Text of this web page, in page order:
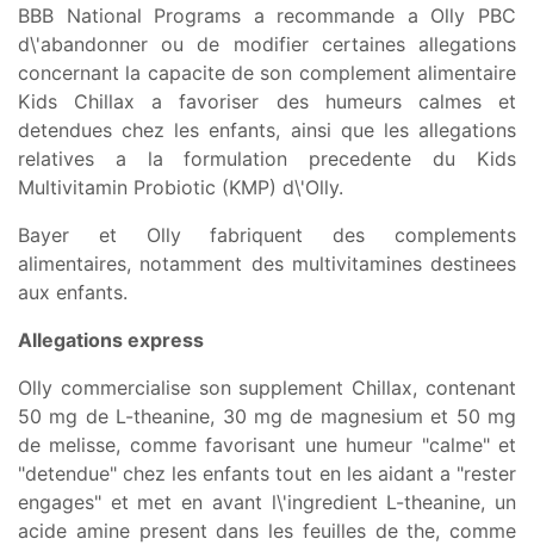
BBB National Programs a recommande a Olly PBC
d\'abandonner ou de modifier certaines allegations
concernant la capacite de son complement alimentaire
Kids Chillax a favoriser des humeurs calmes et
detendues chez les enfants, ainsi que les allegations
relatives a la formulation precedente du Kids
Multivitamin Probiotic (KMP) d\'Olly.
Bayer et Olly fabriquent des complements
alimentaires, notamment des multivitamines destinees
aux enfants.
Allegations express
Olly commercialise son supplement Chillax, contenant
50 mg de L-theanine, 30 mg de magnesium et 50 mg
de melisse, comme favorisant une humeur "calme" et
"detendue" chez les enfants tout en les aidant a "rester
engages" et met en avant l\'ingredient L-theanine, un
acide amine present dans les feuilles de the, comme